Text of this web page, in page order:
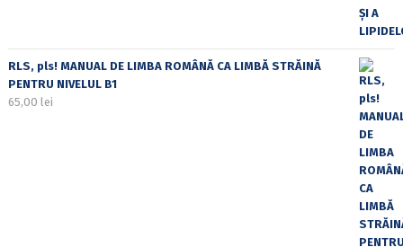
RLS, pls! MANUAL DE LIMBA ROMÂNĂ CA LIMBĂ STRĂINĂ
PENTRU NIVELUL B1
65,00 lei